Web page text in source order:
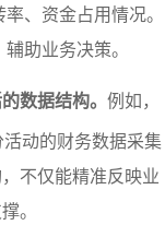
、资金占用情况。
助业务决策。
数据结构。 例如，
动的财务数据采集
不仅能精准反映业
。